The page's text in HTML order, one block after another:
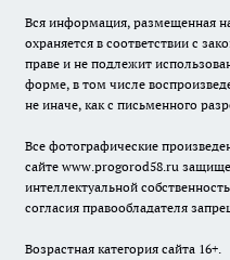
Вся информация, размещенная
охраняется в соответствии с
праве и не подлежит
форме, в том числе
не иначе, как с письменного
Все фотографические
сайте www.progorod58.ru
интеллектуальной
согласия правообладателя
Возрастная категория сайта 16+.